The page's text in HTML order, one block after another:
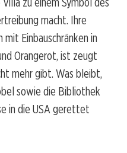
macht. Ihre
Einbauschränken in
Orangerot, ist zeugt
mehr gibt. Was bleibt,
sowie die Bibliothek
in die USA gerettet